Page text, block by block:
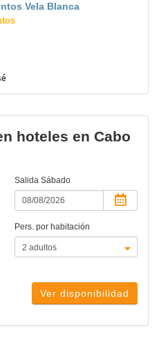
Vela Blanca
hoteles en Cabo
Salida Sábado
Pers. por habitación
Ver disponibilidad